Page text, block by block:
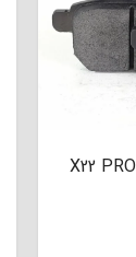
لنت ترمز عقب ام وی ام X22 PRO